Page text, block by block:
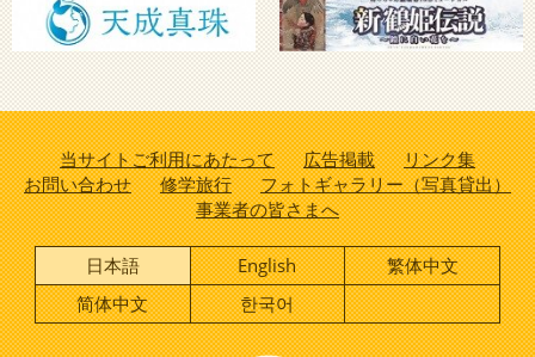
当サイトご利用にあたって 広告掲載
リンク集
お問い合わせ
修学旅行
フォトギャラリー（写真貸出）
事業者の皆さまへ
日本語 English
繁体中文
简体中文
한국어